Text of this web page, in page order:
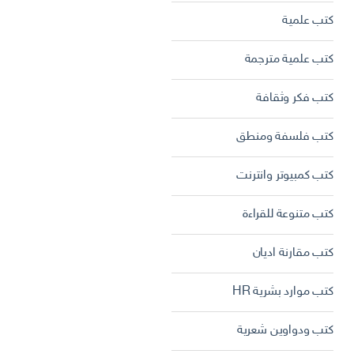
كتب علمية
كتب علمية مترجمة
كتب فكر وثقافة
كتب فلسفة ومنطق
كتب كمبيوتر وانترنت
كتب متنوعة للقراءة
كتب مقارنة اديان
كتب موارد بشرية HR
كتب ودواوين شعرية